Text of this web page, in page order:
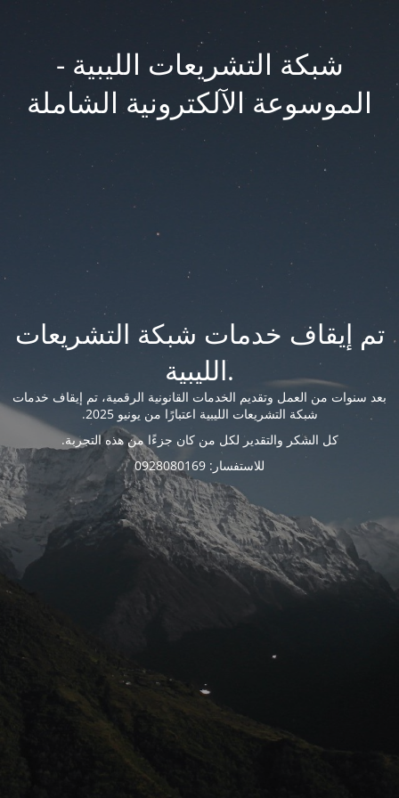
شبكة التشريعات الليبية -
الموسوعة الآلكترونية الشاملة
تم إيقاف خدمات شبكة التشريعات
الليبية.
بعد سنوات من العمل وتقديم الخدمات القانونية الرقمية، تم إيقاف خدمات
شبكة التشريعات الليبية اعتبارًا من يونيو 2025.
كل الشكر والتقدير لكل من كان جزءًا من هذه التجربة.
للاستفسار: 0928080169